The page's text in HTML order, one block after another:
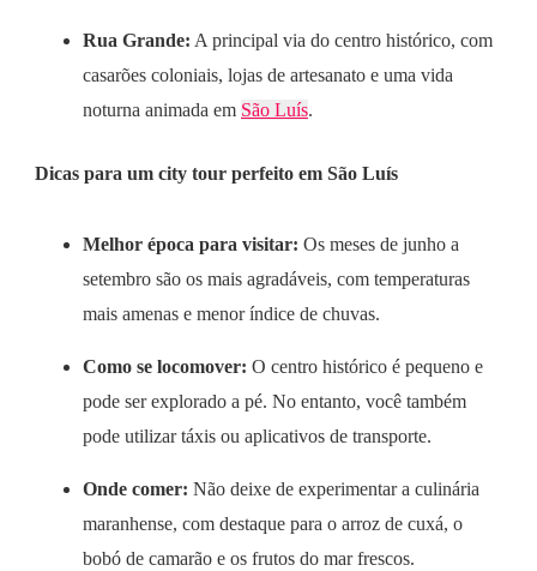
Rua Grande: A principal via do centro histórico, com
casarões coloniais, lojas de artesanato e uma vida
noturna animada em São Luís.
Dicas para um city tour perfeito em São Luís
Melhor época para visitar: Os meses de junho a
setembro são os mais agradáveis, com temperaturas
mais amenas e menor índice de chuvas.
Como se locomover: O centro histórico é pequeno e
pode ser explorado a pé. No entanto, você também
pode utilizar táxis ou aplicativos de transporte.
Onde comer: Não deixe de experimentar a culinária
maranhense, com destaque para o arroz de cuxá, o
bobó de camarão e os frutos do mar frescos.